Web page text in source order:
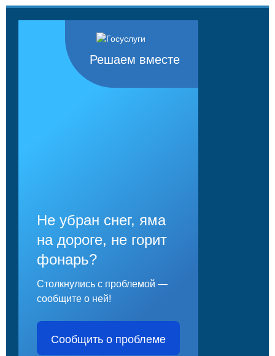
Решаем вместе
Не убран снег, яма
на дороге, не горит
фонарь?
Столкнулись с проблемой —
сообщите о ней!
Сообщить о проблеме